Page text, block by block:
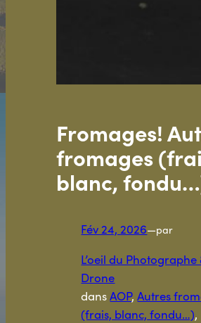
Fromages!
fromages
blanc,
Fév 24, 2026—par
L’oeil du Photographe
Drone
dansAOP, Autres
(frais, blanc, fondu…)